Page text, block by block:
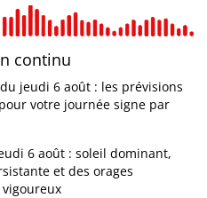
continu
jeudi 6 août : les prévisions
votre journée signe par
6 août : soleil dominant,
et des orages